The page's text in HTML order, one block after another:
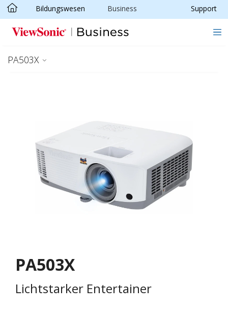
Skip to main content
Bildungswesen Business Support
PA503X
PA503X
Lichtstarker Entertainer